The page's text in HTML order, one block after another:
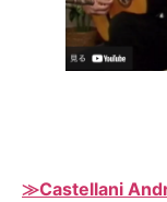
≫Castellani